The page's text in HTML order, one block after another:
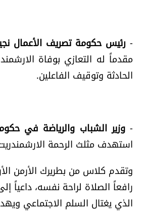
- رئيس حكومة تصريف الأعمال
مقدماً له التعازي بوفاة
الحادثة وتوقيف الفاعلين.
-وزير الشباب والرياضة في
استهدف مثلث الرحمة الارشمندريت
وتقدم كلاس من بطريرك الأرمن
رافعاً الصلاة لراحة نفسه، داعياً
الذي يغتال السلم الاجتماعي